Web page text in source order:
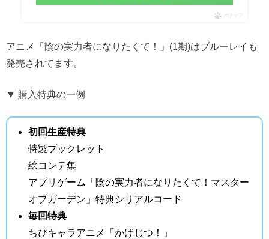
ポチップ
アニメ「陰の実力者になりたくて！」(1期)はブルーレイも
発売されてます。
▼ 購入特典の一例
初回生産特典
特製ブックレット
絵コンテ集
アプリゲーム「陰の実力者になりたくて！マスター
オブガーデン」特典シリアルコード
毎回特典
ちびキャラアニメ「かげじつ！」